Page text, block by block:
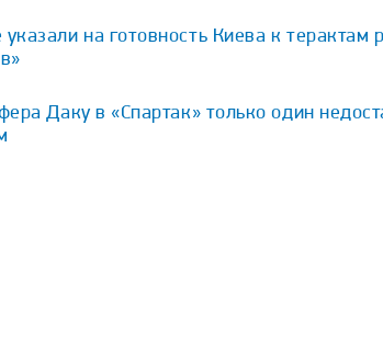
на готовность Киева к терактам
Даку в «Спартак» только один